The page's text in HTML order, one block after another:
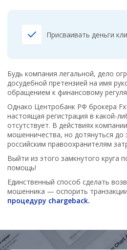
Присваивать деньги
Будь компания легальной, дело
досудебной претензией на имя
обращением к финансовому
Однако Центробанк РФ брокера
настоящая регистрация в какой-
отсутствует. В действиях
мошенничества, но дотянуться до
российским правоохранителям
Выйти из этого замкнутого круга
помощь!
Единственный способ сделать
мошенника — оспорить
процедуру chargeback.